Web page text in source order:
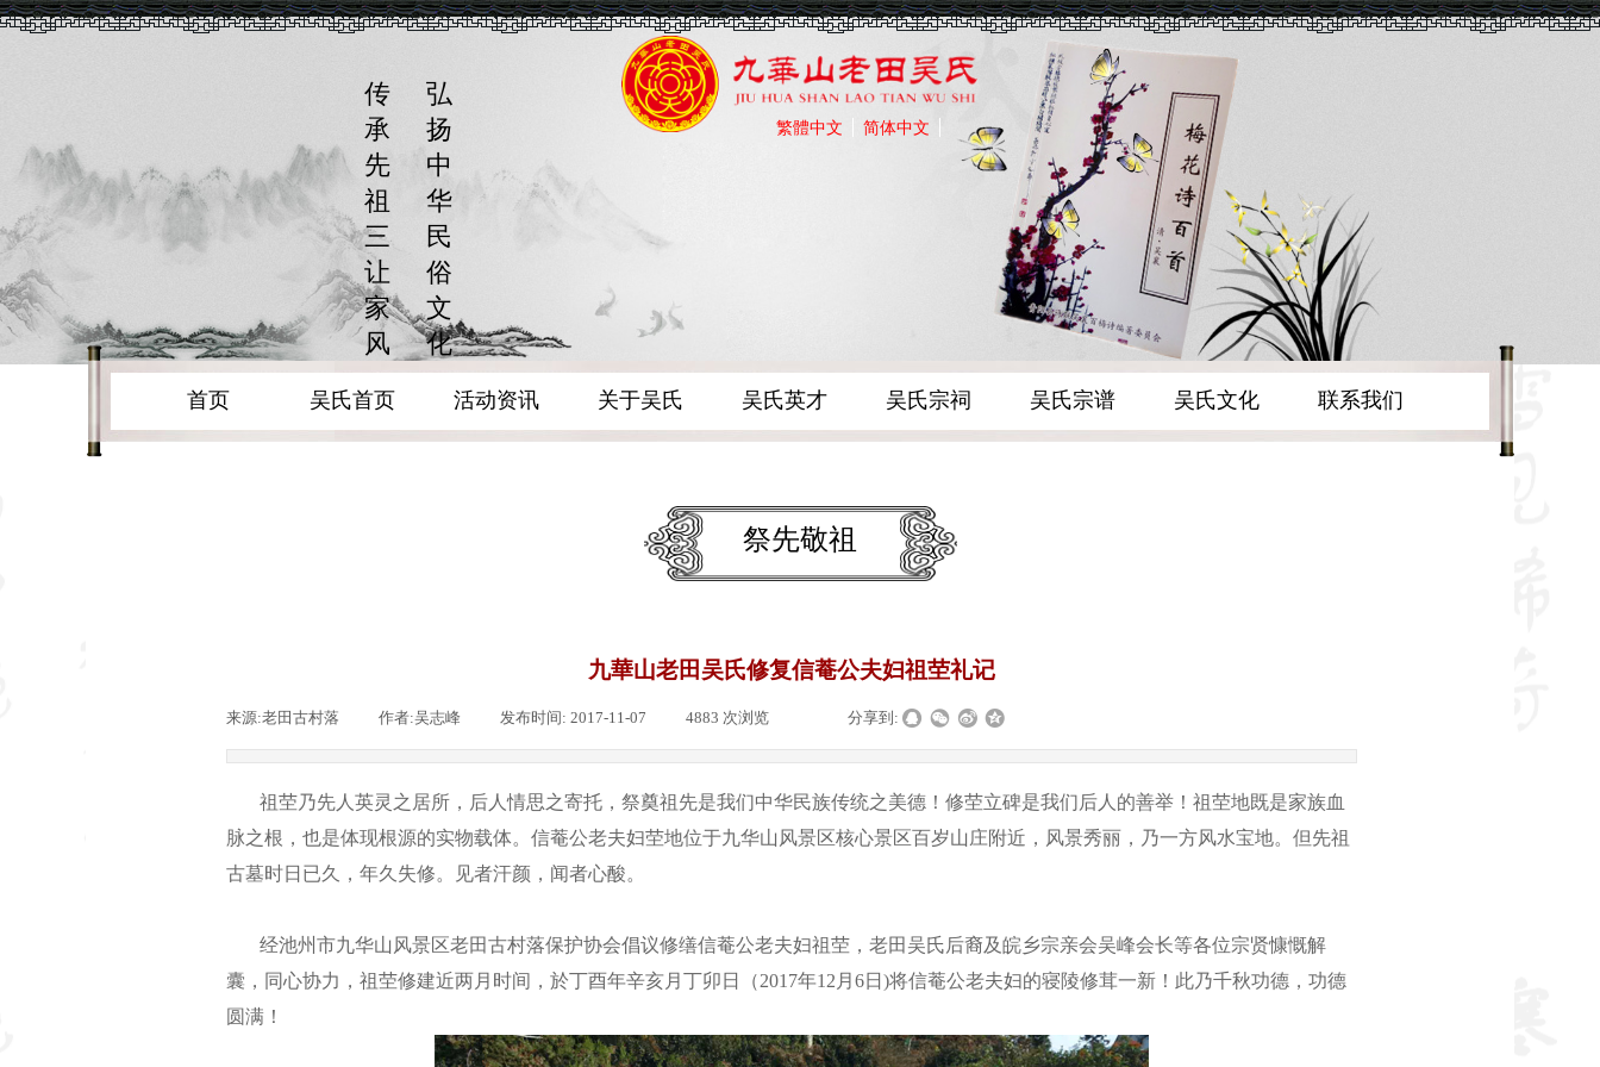
传
承
先
祖
三
让
家
风
弘
扬
中
华
民
俗
文
化
繁體中文 简体中文
首页 吴氏首页 活动资讯 关于吴氏 吴氏英才 吴氏宗祠 吴氏宗谱 吴氏文化 联系我们
祭先敬祖
九華山老田吴氏修复信菴公夫妇祖茔礼记
来源:老田古村落 作者:吴志峰 发布时间: 2017-11-07 4883 次浏览 分享到:
祖茔乃先人英灵之居所，后人情思之寄托，祭奠祖先是我们中华民族传统之美德！修茔立碑是我们后人的善举！祖茔地既是家族血
脉之根，也是体现根源的实物载体。信菴公老夫妇茔地位于九华山风景区核心景区百岁山庄附近，风景秀丽，乃一方风水宝地。但先祖
古墓时日已久，年久失修。见者汗颜，闻者心酸。
经池州市九华山风景区老田古村落保护协会倡议修缮信菴公老夫妇祖茔，老田吴氏后裔及皖乡宗亲会吴峰会长等各位宗贤慷慨解
囊，同心协力，祖茔修建近两月时间，於丁酉年辛亥月丁卯日（2017年12月6日)将信菴公老夫妇的寝陵修茸一新！此乃千秋功德，功德
圆满！